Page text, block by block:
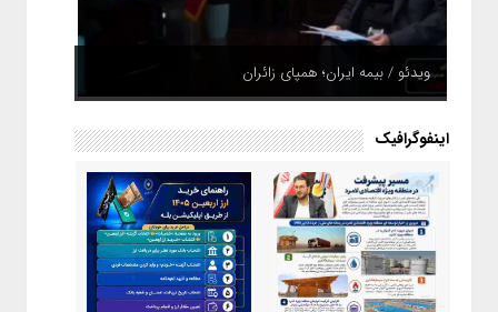
ویدئو / بیمه ایران؛ همپای زائران
اینفوگرافیک